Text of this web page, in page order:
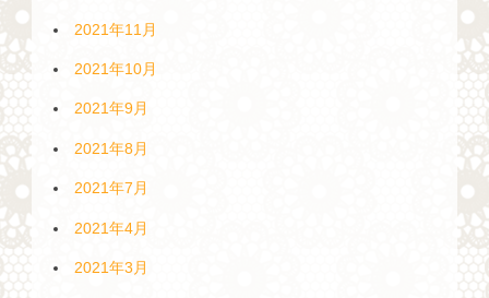
2021年11月
2021年10月
2021年9月
2021年8月
2021年7月
2021年4月
2021年3月